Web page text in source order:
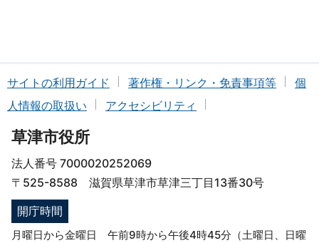
サイトの利用ガイド 著作権・リンク・免責事項等
個
人情報の取扱い
アクセシビリティ
草津市役所
法人番号 7000020252069
〒525-8588 滋賀県草津市草津三丁目13番30号
開庁時間
月曜日から金曜日 午前9時から午後4時45分（土曜日、日曜